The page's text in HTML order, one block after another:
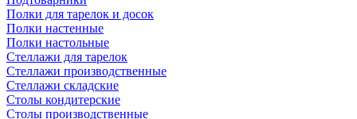
Полки для тарелок и досок
Полки настенные
Полки настольные
Стеллажи для тарелок
Стеллажи производственные
Стеллажи складские
Столы кондитерские
Столы производственные